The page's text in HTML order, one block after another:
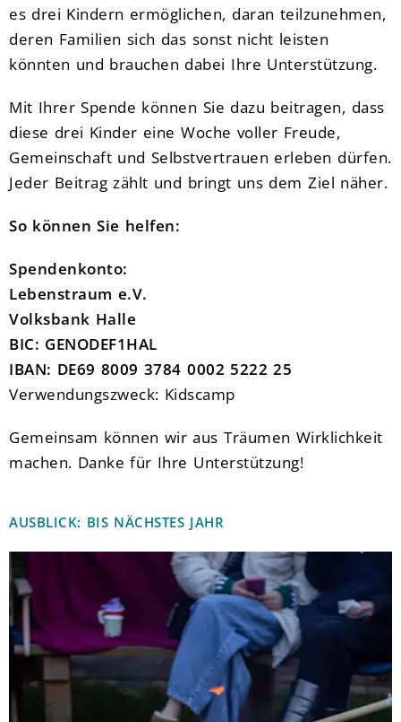
es drei Kindern ermöglichen, daran teilzunehmen,
deren Familien sich das sonst nicht leisten
könnten und brauchen dabei Ihre Unterstützung.
Mit Ihrer Spende können Sie dazu beitragen, dass
diese drei Kinder eine Woche voller Freude,
Gemeinschaft und Selbstvertrauen erleben dürfen.
Jeder Beitrag zählt und bringt uns dem Ziel näher.
So können Sie helfen:
Spendenkonto:
Lebenstraum e.V.
Volksbank Halle
BIC: GENODEF1HAL
IBAN: DE69 8009 3784 0002 5222 25
Verwendungszweck: Kidscamp
Gemeinsam können wir aus Träumen Wirklichkeit
machen. Danke für Ihre Unterstützung!
AUSBLICK: BIS NÄCHSTES JAHR